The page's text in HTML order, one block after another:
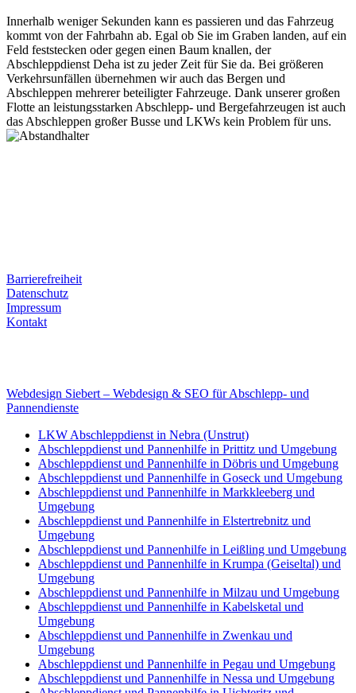
Innerhalb weniger Sekunden kann es passieren und das Fahrzeug
kommt von der Fahrbahn ab. Egal ob Sie im Graben landen, auf ein
Feld feststecken oder gegen einen Baum knallen, der
Abschleppdienst Deha ist zu jeder Zeit für Sie da. Bei größeren
Verkehrsunfällen übernehmen wir auch das Bergen und
Abschleppen mehrerer beteiligter Fahrzeuge. Dank unserer großen
Flotte an leistungsstarken Abschlepp- und Bergefahrzeugen ist auch
das Abschleppen großer Busse und LKWs kein Problem für uns.
Barrierefreiheit
Datenschutz
Impressum
Kontakt
Webdesign Siebert – Webdesign & SEO für Abschlepp- und
Pannendienste
LKW Abschleppdienst in Nebra (Unstrut)
Abschleppdienst und Pannenhilfe in Prittitz und Umgebung
Abschleppdienst und Pannenhilfe in Döbris und Umgebung
Abschleppdienst und Pannenhilfe in Goseck und Umgebung
Abschleppdienst und Pannenhilfe in Markkleeberg und
Umgebung
Abschleppdienst und Pannenhilfe in Elstertrebnitz und
Umgebung
Abschleppdienst und Pannenhilfe in Leißling und Umgebung
Abschleppdienst und Pannenhilfe in Krumpa (Geiseltal) und
Umgebung
Abschleppdienst und Pannenhilfe in Milzau und Umgebung
Abschleppdienst und Pannenhilfe in Kabelsketal und
Umgebung
Abschleppdienst und Pannenhilfe in Zwenkau und
Umgebung
Abschleppdienst und Pannenhilfe in Pegau und Umgebung
Abschleppdienst und Pannenhilfe in Nessa und Umgebung